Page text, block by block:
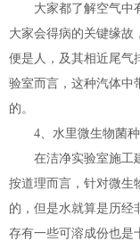
大家都了解空气中
大家会得病的关键缘故
便是人，及其相近尾气
验室而言，这种汽体中
的。
4、水里微生物菌种
在洁净实验室施工
按道理而言，针对微生
的，但是水就算是历经
存有一些可溶成份也是